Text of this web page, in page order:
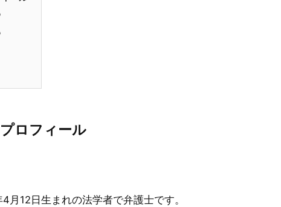
ロフィール
月12日生まれの法学者で弁護士です。